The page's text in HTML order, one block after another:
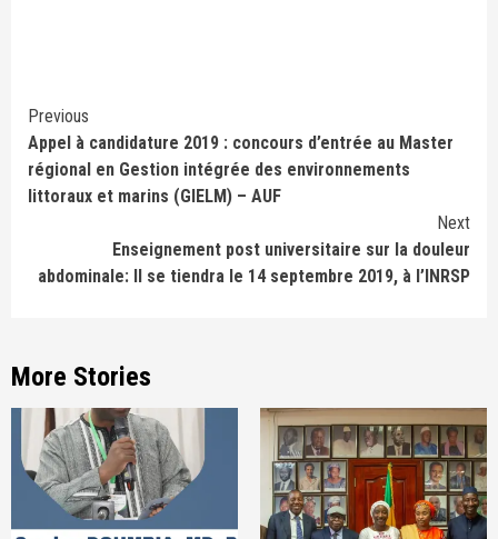
Continue
Reading
Previous
Appel à candidature 2019 : concours d’entrée au Master
régional en Gestion intégrée des environnements
littoraux et marins (GIELM) – AUF
Next
Enseignement post universitaire sur la douleur
abdominale: Il se tiendra le 14 septembre 2019, à l’INRSP
More Stories